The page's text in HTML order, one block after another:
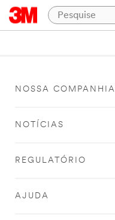
NOSSA COMPANHIA
NOTÍCIAS
REGULATÓRIO
AJUDA